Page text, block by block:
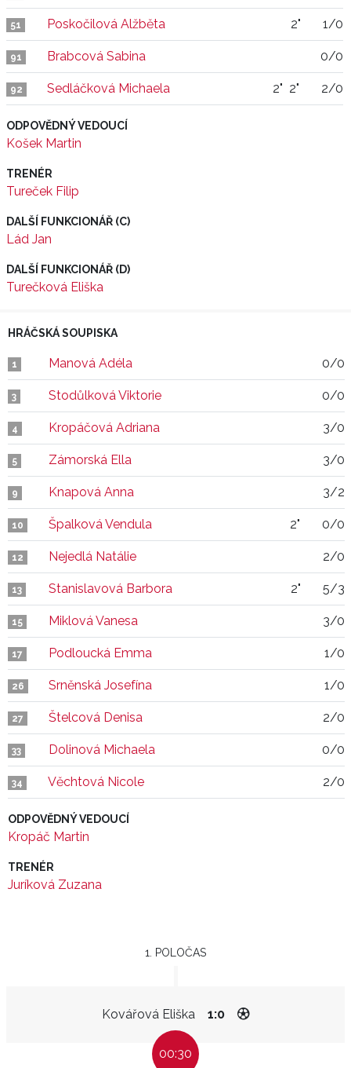
51 Poskočilová Alžběta 2" 1/0
91 Brabcová Sabina 0/0
92 Sedláčková Michaela 2" 2" 2/0
ODPOVĚDNÝ VEDOUCÍ
Košek Martin
TRENÉR
Tureček Filip
DALŠÍ FUNKCIONÁŘ (C)
Lád Jan
DALŠÍ FUNKCIONÁŘ (D)
Turečková Eliška
HRÁČSKÁ SOUPISKA
1 Manová Adéla 0/0
3 Stodůlková Viktorie 0/0
4 Kropáčová Adriana 3/0
5 Zámorská Ella 3/0
9 Knapová Anna 3/2
10 Špalková Vendula 2" 0/0
12 Nejedlá Natálie 2/0
13 Stanislavová Barbora 2" 5/3
15 Miklová Vanesa 3/0
17 Podloucká Emma 1/0
26 Srněnská Josefína 1/0
27 Štelcová Denisa 2/0
33 Dolinová Michaela 0/0
34 Věchtová Nicole 2/0
ODPOVĚDNÝ VEDOUCÍ
Kropáč Martin
TRENÉR
Juríková Zuzana
1. POLOČAS
Kovářová Eliška 1:0
00:30